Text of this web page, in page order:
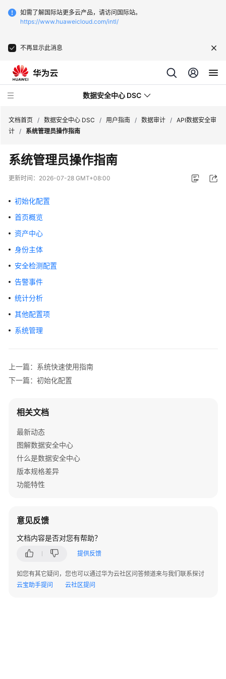
如需了解国际站更多云产品，请访问国际站。
https://www.huaweicloud.com/intl/
不再显示此消息
数据安全中心 DSC
最
新
动
品
介
计
说
明
速
用
南
开
通
数
据
安
全
云
产
委
托
文档首页 / 数据安全中心 DSC / 用户指南 / 数据审计 / API数据安全审
计 / 系统管理员操作指南
系统管理员操作指南
更新时间： 2026-07-28 GMT+08:00
初始化配置
首页概览
资产中心
身份主体
安全检测配置
告警事件
统计分析
其他配置项
系统管理
上一篇：系统快速使用指南
下一篇：初始化配置
相关文档
最新动态
图解数据安全中心
什么是数据安全中心
版本规格差异
功能特性
意见反馈
文档内容是否对您有帮助？
提供反馈
如您有其它疑问，您也可以通过华为云社区问答频道来与我们联系探讨
云宝助手提问
云社区提问